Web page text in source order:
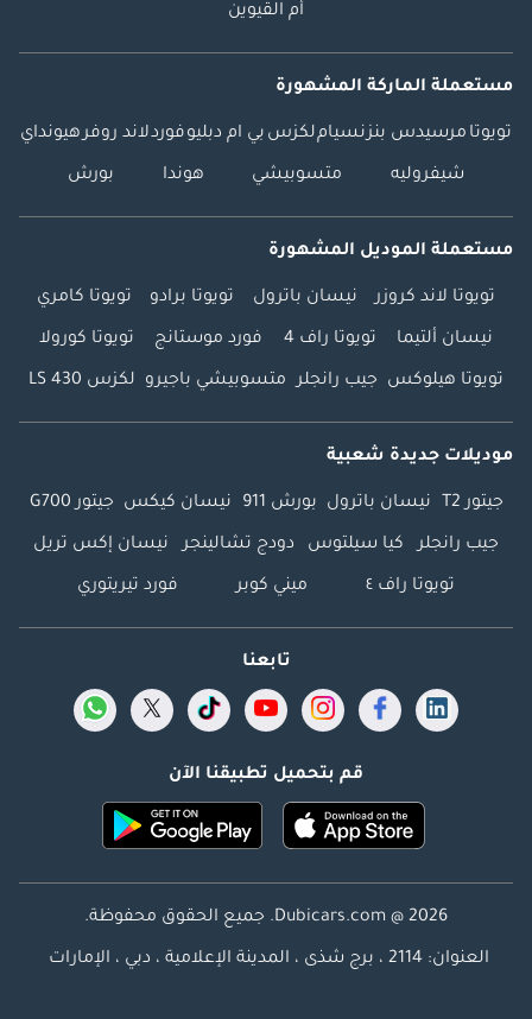
أم القيوين
مستعملة الماركة المشهورة
تويوتا مرسيدس بنزنسياملكزس بي ام دبليوفوردلاند روفرهيونداي
شيفروليه متسوبيشي هوندا بورش
مستعملة الموديل المشهورة
تويوتا لاند كروزر نيسان باترول تويوتا برادو تويوتا كامري
نيسان ألتيما تويوتا راف 4 فورد موستانج تويوتا كورولا
تويوتا هيلوكس جيب رانجلر متسوبيشي باجيرو لكزس LS 430
موديلات جديدة شعبية
جيتور T2 نيسان باترول بورش 911 نيسان كيكس جيتور G700
جيب رانجلر كيا سيلتوس دودج تشالينجر نيسان إكس تريل
تويوتا راف ٤ ميني كوبر فورد تيريتوري
تابعنا
قم بتحميل تطبيقنا الآن
Dubicars.com @ 2026. جميع الحقوق محفوظة.
العنوان: 2114 ، برج شذى ، المدينة الإعلامية ، دبي ، الإمارات